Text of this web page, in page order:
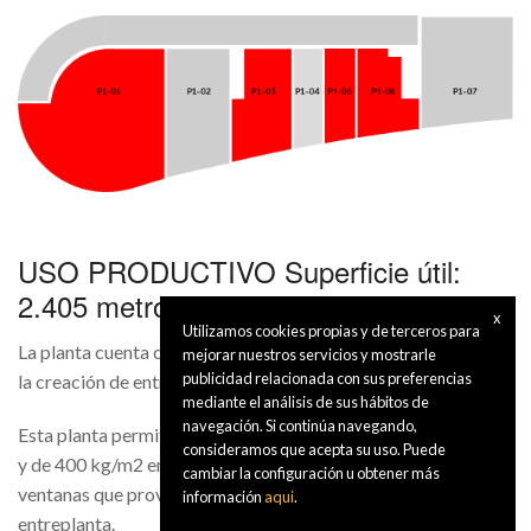
USO PRODUCTIVO Superficie útil:
2.405 metros cuadrados
La planta cuenta con una altura de 7.70 metros, lo que permite
la creación de entreplanta en el 100% de la superficie.
Esta planta permite una sobrecarga máxima de 1.000 kg/m2,
y de 400 kg/m2 en su entreplanta. Dispone de dos hileras de
ventanas que proveen de luz natural a la Planta Primera y su
entreplanta.
x
Utilizamos cookies propias y de terceros para
mejorar nuestros servicios y mostrarle
publicidad relacionada con sus preferencias
mediante el análisis de sus hábitos de
navegación. Si continúa navegando,
consideramos que acepta su uso. Puede
cambiar la configuración u obtener más
informaciónaqui.